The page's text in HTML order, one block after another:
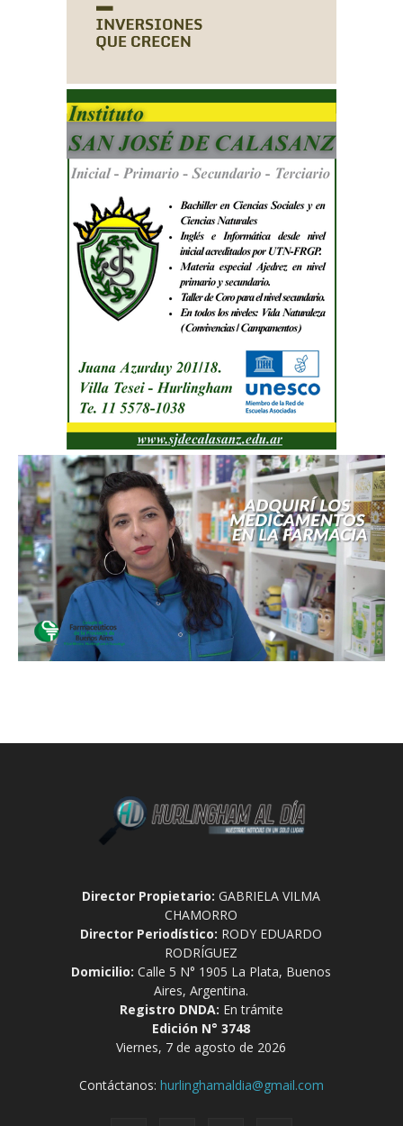
Director Propietario: GABRIELA VILMA
CHAMORRO
Director Periodístico: RODY EDUARDO
RODRÍGUEZ
Domicilio: Calle 5 N° 1905 La Plata, Buenos
Aires, Argentina.
Registro DNDA: En trámite
Edición N° 3748
Viernes, 7 de agosto de 2026
Contáctanos: hurlinghamaldia@gmail.com